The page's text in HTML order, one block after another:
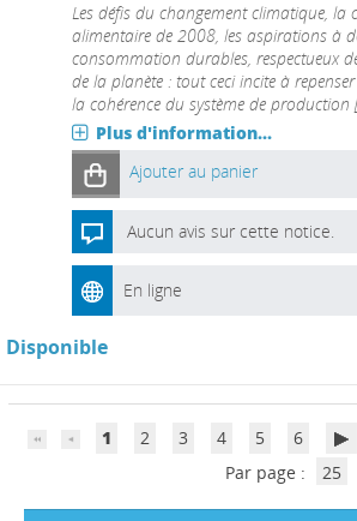
Les défis du changement climatique, la
alimentaire de 2008, les aspirations à
consommation durables, respectueux
de la planète : tout ceci incite à
la cohérence du système de production
Plus d'information...
Ajouter au panier
Aucun avis sur cette notice.
En ligne
Disponible
1 2 3 4 5 6
Par page :
25